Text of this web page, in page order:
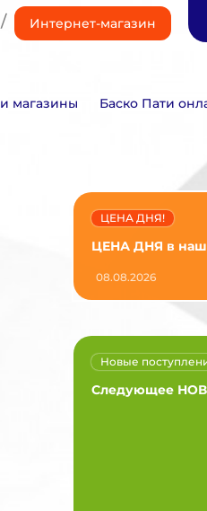
/ Интернет-магазин
магазины Баско Пати
ЦЕНА ДНЯ в
ЦЕНА ДНЯ!
08.08.2026
Следующее
Новые